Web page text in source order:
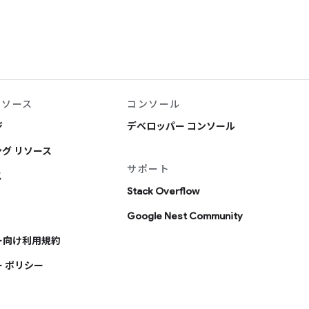
ース
リソース
け利用規約
ポリシー
コンソール
デベロッパー コンソール
サポート
Stack Overflow
Google Nest Community